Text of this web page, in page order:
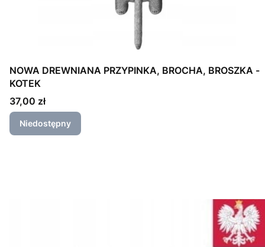
NOWA DREWNIANA PRZYPINKA, BROCHA, BROSZKA -
KOTEK
Cena
37,00 zł
Niedostępny